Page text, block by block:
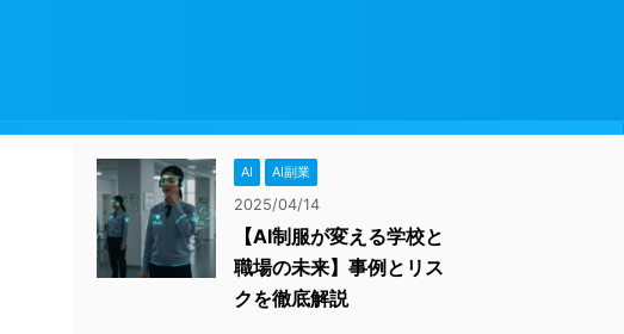
AI AI副業
2025/04/14
【AI制服が変える学校と
職場の未来】事例とリス
クを徹底解説